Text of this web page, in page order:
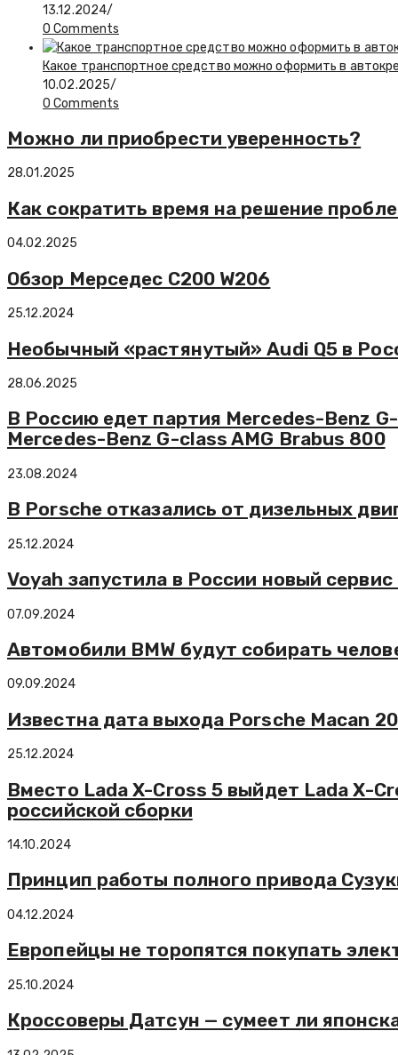
13.12.2024/
0 Comments
Какое транспортное средство можно оформить в
10.02.2025/
0 Comments
Можно ли приобрести уверенность?
28.01.2025
Как сократить время на решение
04.02.2025
Обзор Мерседес C200 W206
25.12.2024
Необычный «растянутый» Audi Q5 в
28.06.2025
В Россию едет партия Mercedes-Benz
Mercedes-Benz G-class AMG Brabus 800
23.08.2024
В Porsche отказались от дизельных
25.12.2024
Voyah запустила в России новый
07.09.2024
Автомобили BMW будут собирать
09.09.2024
Известна дата выхода Porsche Macan
25.12.2024
Вместо Lada X-Cross 5 выйдет Lada X-
российской сборки
14.10.2024
Принцип работы полного привода
04.12.2024
Европейцы не торопятся покупать
25.10.2024
Кроссоверы Датсун — сумеет ли